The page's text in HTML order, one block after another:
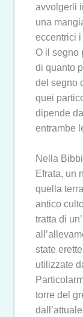
avvolgerli
una
eccentrici
O il segno
di quanto
del segno
quei
dipende
entrambe
Nella
Efrata, un
quella
antico
tratta di
state
utilizzate
torre del